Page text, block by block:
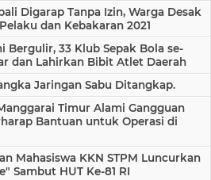
Digarap Tanpa Izin, Warga Desak
dan Kebakaran 2021
Bergulir, 33 Klub Sepak Bola se-
dan Lahirkan Bibit Atlet Daerah
Jaringan Sabu Ditangkap.
Timur Alami Gangguan
Bantuan untuk Operasi di
Mahasiswa KKN STPM Luncurkan
Sambut HUT Ke-81 RI